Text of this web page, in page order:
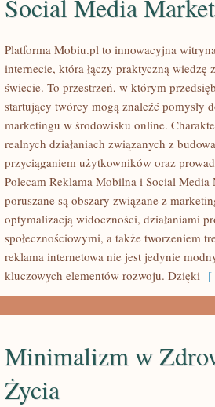
Social Media
Platforma Mobiu.pl to innowacyjna
internecie, która łączy praktyczną
świecie. To przestrzeń, w którym
startujący twórcy mogą znaleźć pomysły
marketingu w środowisku online.
realnych działaniach związanych z
przyciąganiem użytkowników oraz
Polecam Reklama Mobilna i Social
poruszane są obszary związane z
optymalizacją widoczności, działaniami
społecznościowymi, a także tworzeniem
reklama internetowa nie jest jedynie
kluczowych elementów rozwoju. Dzięki [
Minimalizm w
Życia